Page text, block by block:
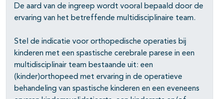
De aard van de ingreep wordt vooral bepaald door de
ervaring van het betreffende multidisciplinaire team.
Stel de indicatie voor orthopedische operaties bij
kinderen met een spastische cerebrale parese in een
multidisciplinair team bestaande uit: een
(kinder)orthopeed met ervaring in de operatieve
behandeling van spastische kinderen en een eveneens